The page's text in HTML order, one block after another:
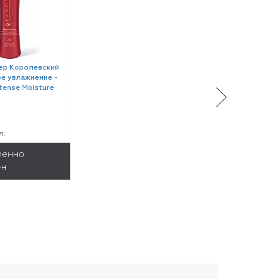
Королевский
увлажнение -
Moisture